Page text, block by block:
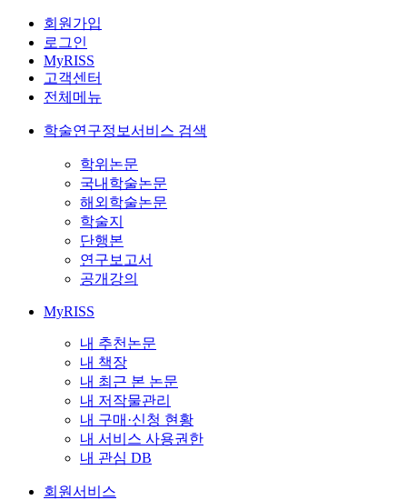
회원가입
로그인
MyRISS
고객센터
전체메뉴
학술연구정보서비스 검색
학위논문
국내학술논문
해외학술논문
학술지
단행본
연구보고서
공개강의
MyRISS
내 추천논문
내 책장
내 최근 본 논문
내 저작물관리
내 구매·신청 현황
내 서비스 사용권한
내 관심 DB
회원서비스